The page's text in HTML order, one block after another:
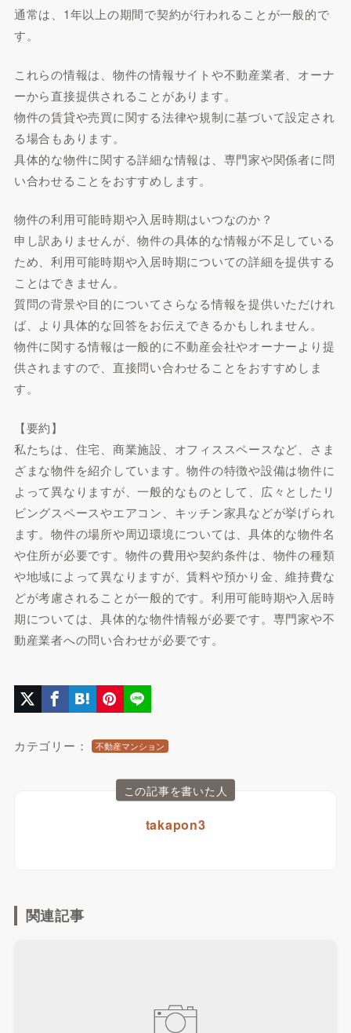
通常は、1年以上の期間で契約が行われることが一般的で
す。
これらの情報は、物件の情報サイトや不動産業者、オーナ
ーから直接提供されることがあります。
物件の賃貸や売買に関する法律や規制に基づいて設定され
る場合もあります。
具体的な物件に関する詳細な情報は、専門家や関係者に問
い合わせることをおすすめします。
物件の利用可能時期や入居時期はいつなのか？
申し訳ありませんが、物件の具体的な情報が不足している
ため、利用可能時期や入居時期についての詳細を提供する
ことはできません。
質問の背景や目的についてさらなる情報を提供いただけれ
ば、より具体的な回答をお伝えできるかもしれません。
物件に関する情報は一般的に不動産会社やオーナーより提
供されますので、直接問い合わせることをおすすめしま
す。
【要約】
私たちは、住宅、商業施設、オフィススペースなど、さま
ざまな物件を紹介しています。物件の特徴や設備は物件に
よって異なりますが、一般的なものとして、広々としたリ
ビングスペースやエアコン、キッチン家具などが挙げられ
ます。物件の場所や周辺環境については、具体的な物件名
や住所が必要です。物件の費用や契約条件は、物件の種類
や地域によって異なりますが、賃料や預かり金、維持費な
どが考慮されることが一般的です。利用可能時期や入居時
期については、具体的な物件情報が必要です。専門家や不
動産業者への問い合わせが必要です。
カテゴリー： 不動産マンション
この記事を書いた人
takapon3
関連記事